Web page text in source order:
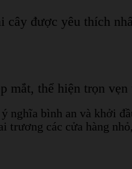
được yêu thích
mắt, thể hiện trọn vẹn
nghĩa bình an và khởi
trương các cửa hàng